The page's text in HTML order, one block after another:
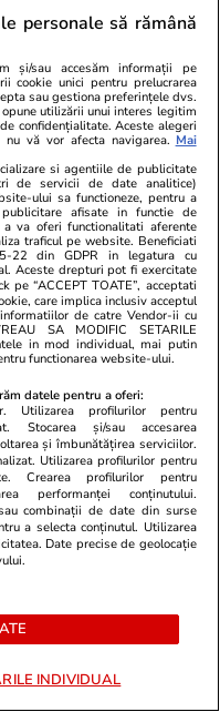
proprietar a mai
guvernul României,
politică dar nu pe
mai mari acte de
firme companii
prin care se atribuie
prin influența, mita și
de câteva ori mai mari
in astfel de
de interese se fură
miliarde de lei prin
peșcheș mită,
din bani de la buget
de autostrazi,
ori valoarea reală a
softurile de la casa
care nu funcționează
exorbitante
personale să rămână
și/sau accesăm informații pe
cookie unici pentru prelucrarea
sau gestiona preferințele dvs.
utilizării unui interes legitim
confidențialitate. Aceste alegeri
vă vor afecta navigarea. Mai
si agentiile de publicitate
de servicii de date analitice)
ului sa functioneze, pentru a
afisate in functie de
va oferi functionalitati aferente
traficul pe website. Beneficiati
22 din GDPR in legatura cu
Aceste drepturi pot fi exercitate
pe “ACCEPT TOATE”, acceptati
care implica inclusiv acceptul
de catre Vendor-ii cu
SA MODIFIC SETARILE
in mod individual, mai putin
functionarea website-ului.
datele pentru a oferi:
Utilizarea profilurilor pentru
Stocarea și/sau accesarea
și îmbunătățirea serviciilor.
Utilizarea profilurilor pentru
Crearea profilurilor pentru
performanței conținutului.
combinații de date din surse
a selecta conținutul. Utilizarea
Date precise de geolocație
INDIVIDUAL